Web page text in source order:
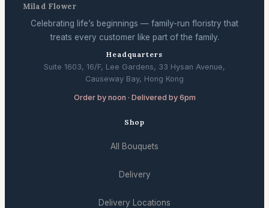
Milad Flower
Celebrating life’s beginnings — family-run floristry that
treats every customer like part of the family.
Headquarters
Suite 1603, 16/F, Lee Gardens, 33 Hysan Avenue,
Causeway Bay, Hong Kong
Order by noon · Delivered by 6pm
Shop
All Bouquets
Delivery
Delivery Locations